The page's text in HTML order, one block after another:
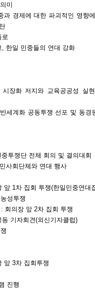
미
경제에 대한 파괴적인 영향
한일 민중들의 연대 강화
장화 저지와 교육공공성 실
세계화 공동투쟁 선포 및 동경
투쟁단 전체 회의 및 결의대회
사회단체와 연대 행사
1차 집회 투쟁(한일민중연대
성투쟁
회의장 앞 2차 집회 투쟁
기자회견(외신기자클럽)
앞 3차 집회투쟁
진행